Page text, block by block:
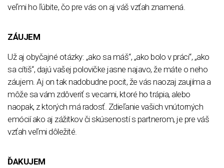
veľmi ho ľúbite, čo pre vás on aj váš vzťah znamená.
ZÁUJEM
Už aj obyčajné otázky: „ako sa máš“, „ako bolo v práci“, „ako
sa cítiš“, dajú vašej polovičke jasne najavo, že máte o neho
záujem. Aj on tak nadobudne pocit, že vás naozaj zaujíma a
môže sa vám zdôveriť s vecami, ktoré ho trápia, alebo
naopak, z ktorých má radosť. Zdieľanie vašich vnútorných
emócií ako aj zážitkov či skúseností s partnerom, je pre váš
vzťah veľmi dôležité.
ĎAKUJEM